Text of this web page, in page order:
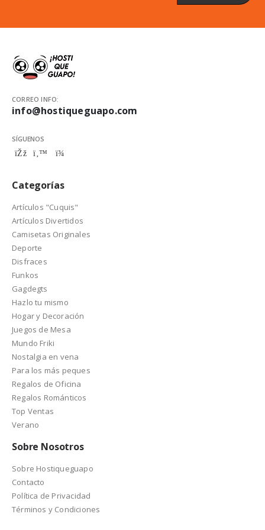
CORREO INFO:
info@hostiqueguapo.com
SÍGUENOS
Categorías
Artículos "Cuquis"
Artículos Divertidos
Camisetas Originales
Deporte
Disfraces
Funkos
Gagdegts
Hazlo tu mismo
Hogar y Decoración
Juegos de Mesa
Mundo Friki
Nostalgia en vena
Para los más peques
Regalos de Oficina
Regalos Románticos
Top Ventas
Verano
Sobre Nosotros
Sobre Hostiqueguapo
Contacto
Política de Privacidad
Términos y Condiciones